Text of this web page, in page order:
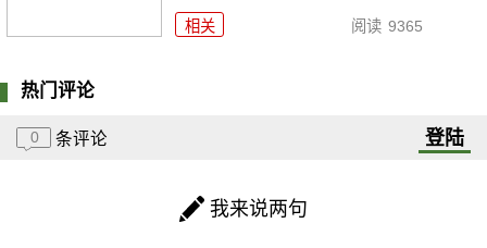
相关 阅读 9365
热门评论
0 条评论 登陆
我来说两句